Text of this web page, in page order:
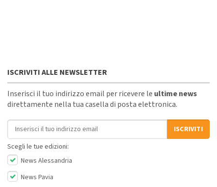
ISCRIVITI ALLE NEWSLETTER
Inserisci il tuo indirizzo email per ricevere le ultime news
direttamente nella tua casella di posta elettronica.
Indirizzo email
ISCRIVITI
Scegli le tue edizioni:
News Alessandria
News Pavia